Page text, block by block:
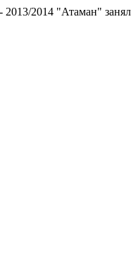
2014 "Атаман" занял 10